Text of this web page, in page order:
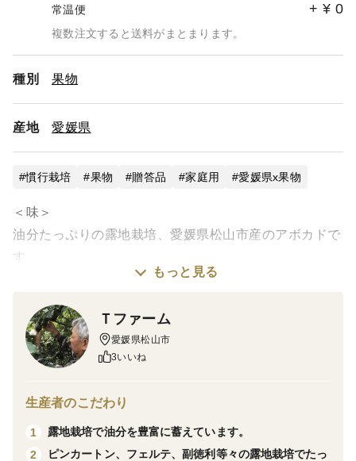
常温便 + ¥ 0
複数注文すると送料がまとまります。
種別 果物
産地 愛媛県
慣行栽培 果物 贈答品 家庭用 愛媛県x果物
＜味＞
油分たっぷりの露地栽培、愛媛県松山市産のアボカドで
す
分蓄えたフレッシュなものをお届けします
＜産地の特徴＞
瀬戸内の潮風と温暖な気候と露地栽培により、油分
＜品種など＞
ベーコン、フェルテ、ピンカートン等をお送りしま
す。ど
もっと見る
Ｔファーム
愛媛県松山市
3いいね
生産者のこだわり
1
露地栽培で油分を豊富に蓄えています。
2
ピンカートン、フェルテ、副徳利等々の露地栽培でたっ